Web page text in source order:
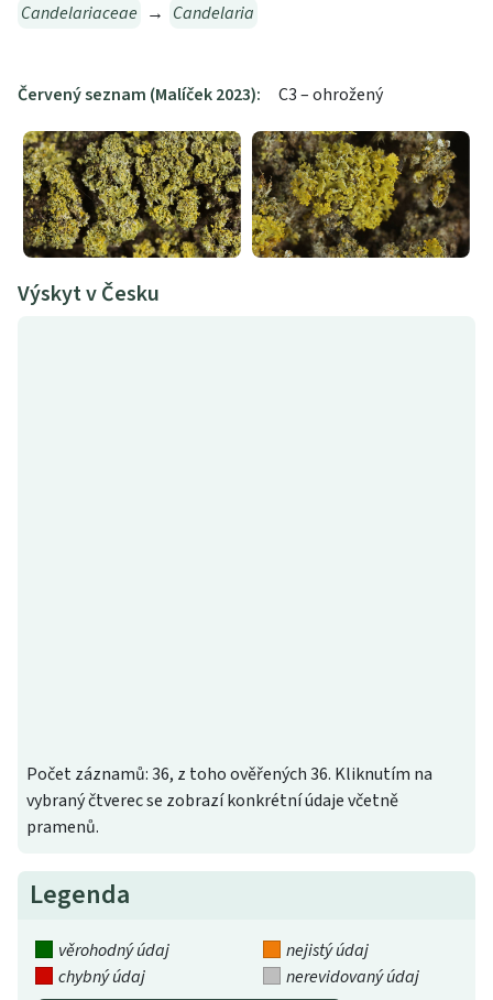
Candelariaceae → Candelaria
Červený seznam (Malíček 2023): C3 – ohrožený
Výskyt v Česku
Počet záznamů: 36, z toho ověřených 36. Kliknutím na
vybraný čtverec se zobrazí konkrétní údaje včetně
pramenů.
Legenda
věrohodný údaj
nejistý údaj
chybný údaj
nerevidovaný údaj